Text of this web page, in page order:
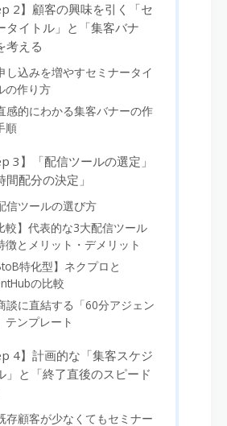
2】顧客の興味を引く「セ
タイトル」と「集客バナ
考える
し込みを増やすセミナータイ
の作り方
感的にわかる集客バナーの作
順
3】「配信ツールの選定」
間配分の決定」
信ツールの選び方
較】代表的な3大配信ツール
徴とメリット・デメリット
特化型】ネクプロと
の比較
談に直結する「60分アジェン
テンプレート
4】計画的な「集客スケジ
」と「終了直後のスピード
存顧客が少なくてもセミナー